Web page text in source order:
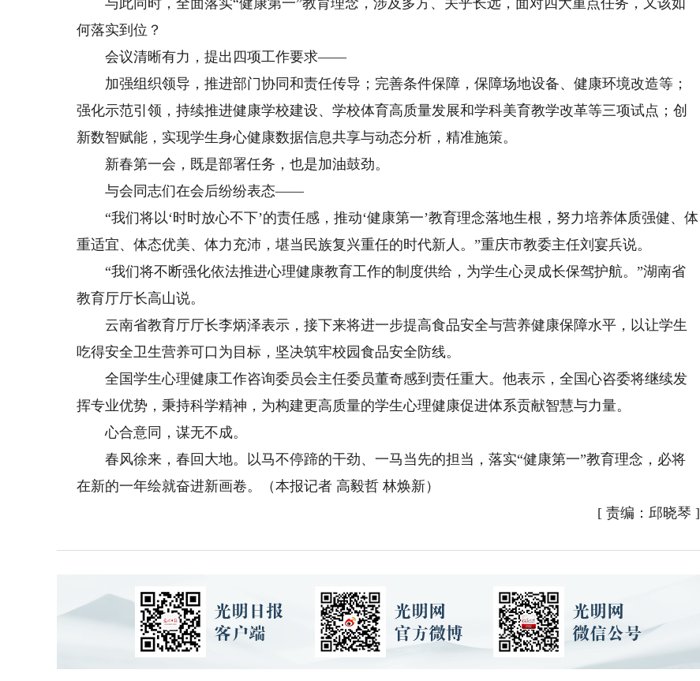
与此同时，全面落实“健康第一”教育理念，涉及多方、关乎长远，面对四大重点任务，又该如
何落实到位？
会议清晰有力，提出四项工作要求——
加强组织领导，推进部门协同和责任传导；完善条件保障，保障场地设备、健康环境改造等；
强化示范引领，持续推进健康学校建设、学校体育高质量发展和学科美育教学改革等三项试点；创
新数智赋能，实现学生身心健康数据信息共享与动态分析，精准施策。
新春第一会，既是部署任务，也是加油鼓劲。
与会同志们在会后纷纷表态——
“我们将以‘时时放心不下’的责任感，推动‘健康第一’教育理念落地生根，努力培养体质强健、体
重适宜、体态优美、体力充沛，堪当民族复兴重任的时代新人。”重庆市教委主任刘宴兵说。
“我们将不断强化依法推进心理健康教育工作的制度供给，为学生心灵成长保驾护航。”湖南省
教育厅厅长高山说。
云南省教育厅厅长李炳泽表示，接下来将进一步提高食品安全与营养健康保障水平，以让学生
吃得安全卫生营养可口为目标，坚决筑牢校园食品安全防线。
全国学生心理健康工作咨询委员会主任委员董奇感到责任重大。他表示，全国心咨委将继续发
挥专业优势，秉持科学精神，为构建更高质量的学生心理健康促进体系贡献智慧与力量。
心合意同，谋无不成。
春风徐来，春回大地。以马不停蹄的干劲、一马当先的担当，落实“健康第一”教育理念，必将
在新的一年绘就奋进新画卷。（本报记者 高毅哲 林焕新）
[ 责编：邱晓琴 ]